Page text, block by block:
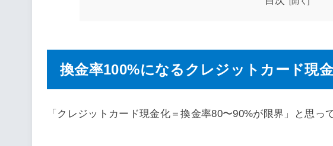
換金率100%になるクレジットカード現
「クレジットカード現金化＝換金率80〜90%が限界」と思っ